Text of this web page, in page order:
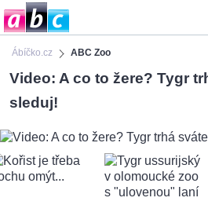
Ábíčko.cz ABC Zoo
Video: A co to žere? Tygr
sleduj!